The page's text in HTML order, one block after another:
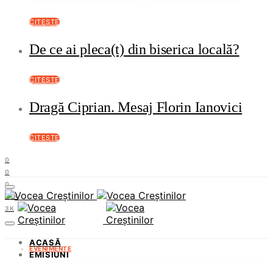
CITEȘTE
De ce ai pleca(t) din biserica locală?
CITEȘTE
Dragă Ciprian. Mesaj Florin Ianovici
CITEȘTE
0
0
0
37K
3K
ACASĂ
EMISIUNI
EVENIMENTE